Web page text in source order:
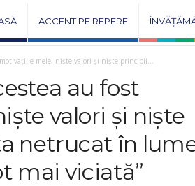
ACCENT PE REPERE
motivațiile mele, niște valori și niște principii...
au fost
valori și niște
netrucat în
mai viciată”